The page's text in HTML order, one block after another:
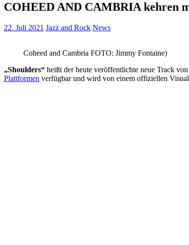
COHEED AND CAMBRIA kehren
22. Juli 2021 Jazz and Rock News
Coheed and Cambria FOTO: Jimmy Fontaine)
„Shoulders“ heißt der heute veröffentlichte neue Track von
Plattformen verfügbar und wird von einem offiziellen